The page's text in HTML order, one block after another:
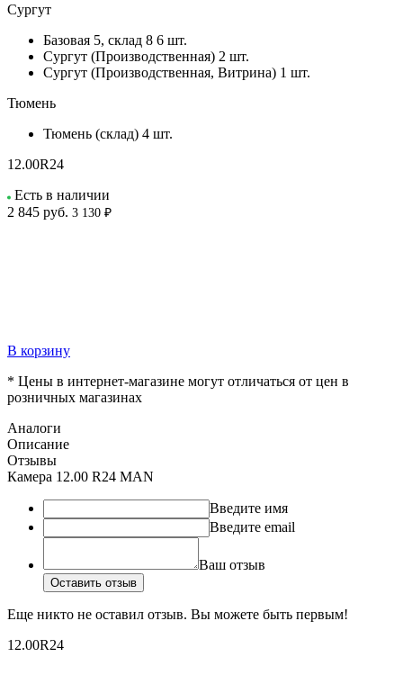
Сургут
Базовая 5, склад 8 6 шт.
Сургут (Производственная) 2 шт.
Сургут (Производственная, Витрина) 1 шт.
Тюмень
Тюмень (склад) 4 шт.
12.00R24
Есть в наличии
2 845 руб. 3 130 ₽
В корзину
* Цены в интернет-магазине могут отличаться от цен в
розничных магазинах
Аналоги
Описание
Отзывы
Камера 12.00 R24 MAN
Введите имя
Введите email
Ваш отзыв
Оставить отзыв
Еще никто не оставил отзыв. Вы можете быть первым!
12.00R24